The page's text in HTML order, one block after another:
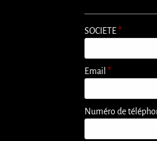
SOCIETE*
Email *
Numéro de